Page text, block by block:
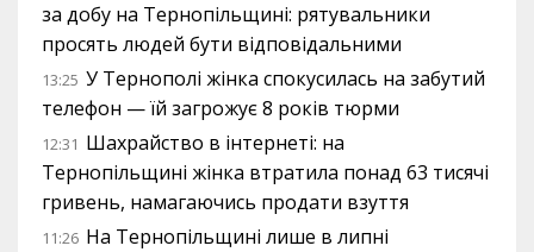
за добу на Тернопільщині: рятувальники
просять людей бути відповідальними
13:25 У Тернополі жінка спокусилась на забутий
телефон — їй загрожує 8 років тюрми
12:31 Шахрайство в інтернеті: на
Тернопільщині жінка втратила понад 63 тисячі
гривень, намагаючись продати взуття
11:26 На Тернопільщині лише в липні